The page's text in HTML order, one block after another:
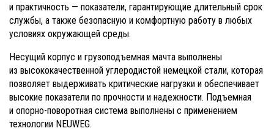
и практичность — показатели, гарантирующие длительный срок
службы, а также безопасную и комфортную работу в любых
условиях окружающей среды.
Несущий корпус и грузоподъемная мачта выполнены
из высококачественной углеродистой немецкой стали, которая
позволяет выдерживать критические нагрузки и обеспечивает
высокие показатели по прочности и надежности. Подъемная
и опорно-поворотная система выполнены с применением
технологии NEUWEG.